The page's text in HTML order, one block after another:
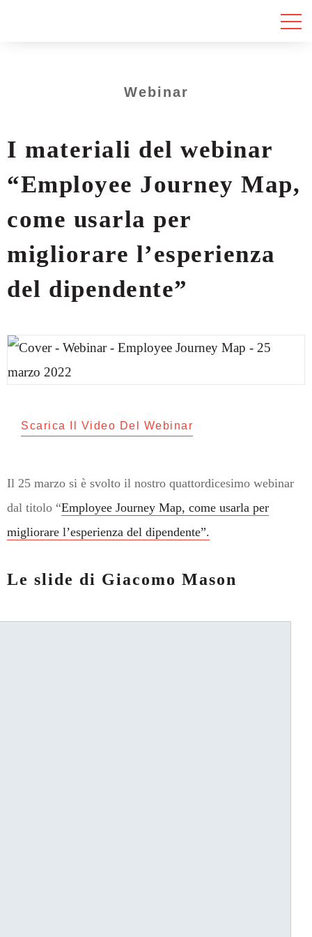
Webinar
I materiali del webinar
“Employee Journey Map,
come usarla per
migliorare l’esperienza
del dipendente”
Scarica Il Video Del Webinar
Il 25 marzo si è svolto il nostro quattordicesimo webinar
dal titolo “Employee Journey Map, come usarla per
migliorare l’esperienza del dipendente”.
Le slide di Giacomo Mason